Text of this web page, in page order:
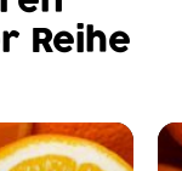
Reihe